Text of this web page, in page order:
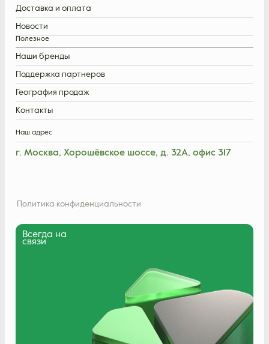
Доставка и оплата
Новости
Полезное
Наши бренды
Поддержка партнеров
География продаж
Контакты
Политика конфиденциальности
Наш адрес
г. Москва, Хорошёвское шоссе, д. 32А, офис 317
Всегда на
связи